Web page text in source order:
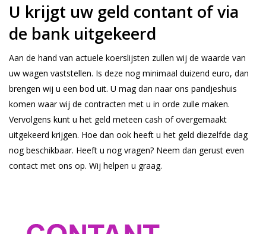
U krijgt uw geld contant of via
de bank uitgekeerd
Aan de hand van actuele koerslijsten zullen wij de waarde van
uw wagen vaststellen. Is deze nog minimaal duizend euro, dan
brengen wij u een bod uit. U mag dan naar ons pandjeshuis
komen waar wij de contracten met u in orde zulle maken.
Vervolgens kunt u het geld meteen cash of overgemaakt
uitgekeerd krijgen. Hoe dan ook heeft u het geld diezelfde dag
nog beschikbaar. Heeft u nog vragen? Neem dan gerust even
contact met ons op. Wij helpen u graag.